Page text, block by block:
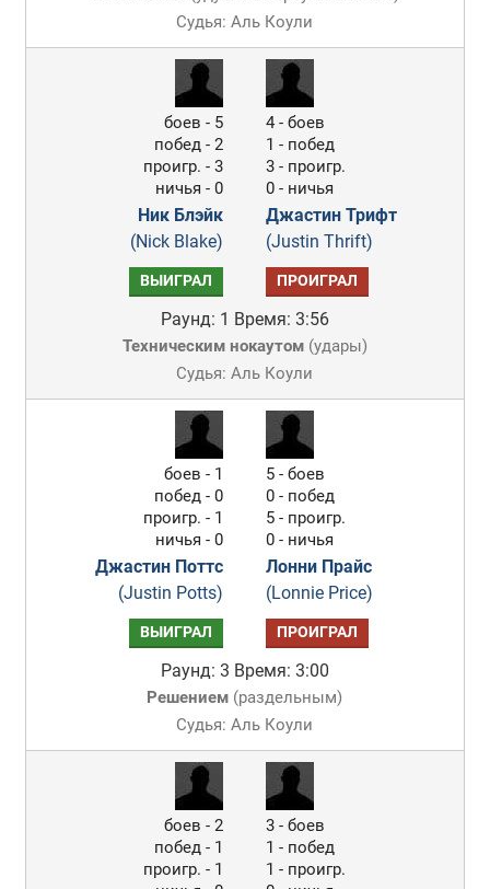
Судья: Аль Коули
боев - 5
побед - 2
проигр. - 3
ничья - 0
Ник Блэйк
(Nick Blake)
4 - боев
1 - побед
3 - проигр.
0 - ничья
Джастин Трифт
(Justin Thrift)
ВЫИГРАЛ ПРОИГРАЛ
Раунд: 1 Время: 3:56
Техническим нокаутом(удары)
Судья: Аль Коули
боев - 1
побед - 0
проигр. - 1
ничья - 0
Джастин Поттс
(Justin Potts)
5 - боев
0 - побед
5 - проигр.
0 - ничья
Лонни Прайс
(Lonnie Price)
ВЫИГРАЛ ПРОИГРАЛ
Раунд: 3 Время: 3:00
Решением (раздельным)
Судья: Аль Коули
боев - 2
побед - 1
проигр. - 1
3 - боев
1 - побед
1 - проигр.